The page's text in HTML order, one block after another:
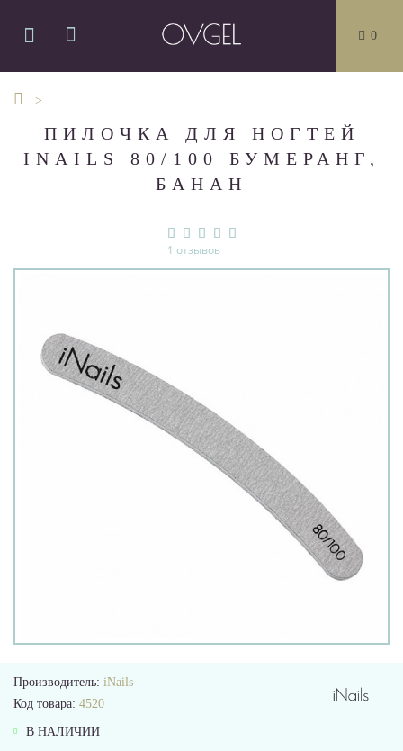
0
ПИЛОЧКА ДЛЯ НОГТЕЙ
INAILS 80/100 БУМЕРАНГ,
БАНАН
1 отзывов
Производитель: iNails
Код товара: 4520
В НАЛИЧИИ